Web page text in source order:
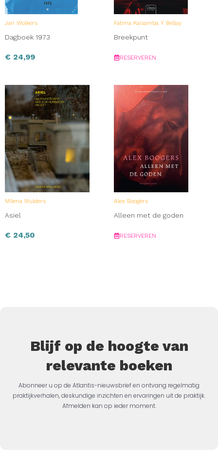
Jan Wolkers
Dagboek 1973
€ 24,99
Fatima Kaisamba Y Bellay
Breekpunt
RESERVEREN
Milena Mulders
Asiel
€ 24,50
Alex Boogers
Alleen met de goden
RESERVEREN
Blijf op de hoogte van
relevante boeken
Abonneer u op de Atlantis-nieuwsbrief en ontvang regelmatig
praktijkverhalen, deskundige inzichten en ervaringen uit de praktijk.
Afmelden kan op ieder moment.